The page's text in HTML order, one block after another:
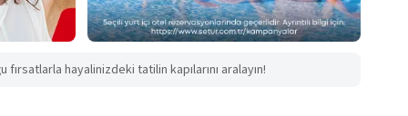
hayalinizdeki tatilin kapılarını aralayın!